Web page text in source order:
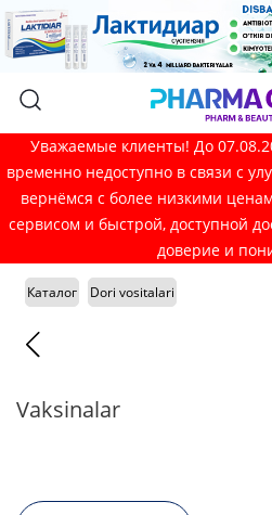
Уважаемые клиенты! До
временно недоступно в связи с
вернёмся с более низкими
сервисом и быстрой, доступной
доверие и
Каталог Dori vositalari
Vaksinalar